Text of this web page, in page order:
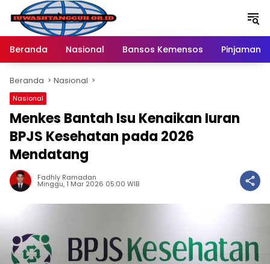
Langsung
konten
Beranda
Nasional Bansos Kemensos Pinjaman
Beranda Nasional
Nasional
Menkes Bantah Isu Kenaikan Iuran
BPJS Kesehatan pada 2026
Mendatang
Fadhly Ramadan
Minggu, 1 Mar 2026 05:00 WIB